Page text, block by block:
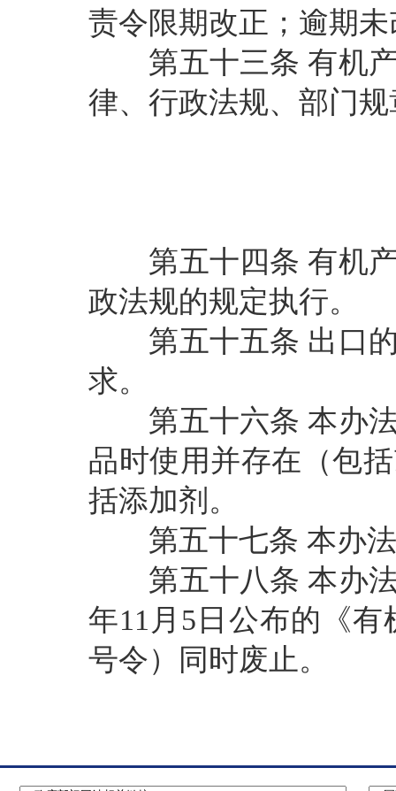
责令限期改正；逾期
第五十三条 有机
律、行政法规、部门
第五十四条 有机
政法规的规定执行。
第五十五条 出口
求。
第五十六条 本办
品时使用并存在（包
括添加剂。
第五十七条 本办
第五十八条 本办
年11月5日公布的《
号令）同时废止。